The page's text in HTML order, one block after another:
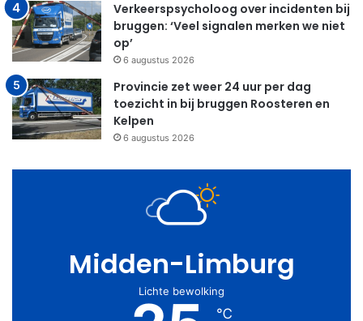
Verkeerspsycholoog over incidenten bij
bruggen: ‘Veel signalen merken we niet
op’
6 augustus 2026
Provincie zet weer 24 uur per dag
toezicht in bij bruggen Roosteren en
Kelpen
6 augustus 2026
Midden-Limburg
Lichte bewolking
℃